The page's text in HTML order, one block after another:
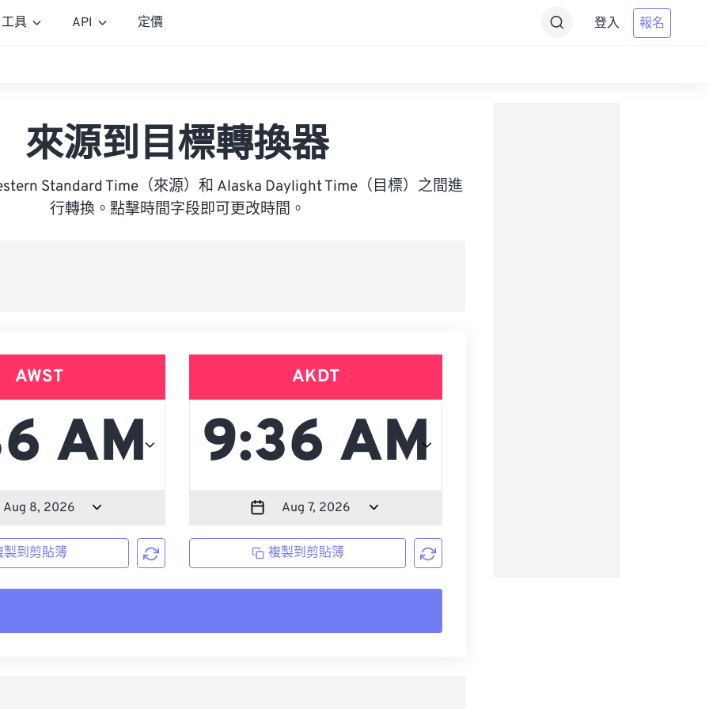
工具 API 定價 登入 報名
來源到目標轉換器
Standard Time（來源）和 Alaska Daylight Time（目標）之間進
行轉換。點擊時間字段即可更改時間。
AWST
製到剪貼簿
AKDT
複製到剪貼簿